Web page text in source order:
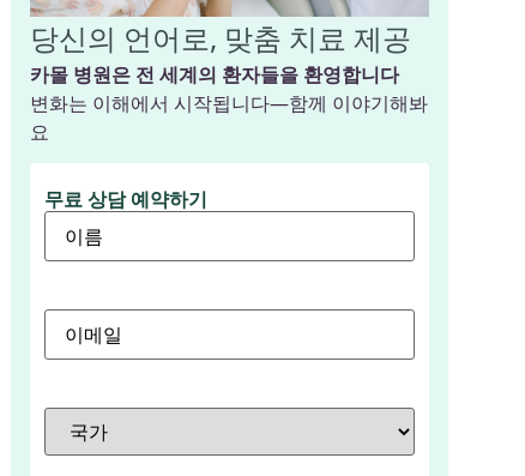
당신의 언어로, 맞춤 치료 제공
카몰 병원은 전 세계의 환자들을 환영합니다
변화는 이해에서 시작됩니다—함께 이야기해봐
요
무료 상담 예약하기